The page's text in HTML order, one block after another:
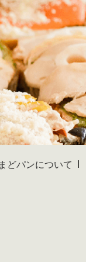
どパンについて